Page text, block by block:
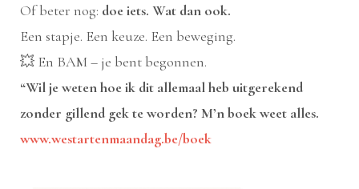
Of beter nog: doe iets. Wat dan ook.
Een stapje. Een keuze. Een beweging.
💥 En BAM – je bent begonnen.
“Wil je weten hoe ik dit allemaal heb uitgerekend
zonder gillend gek te worden? M’n boek weet alles.
www.westartenmaandag.be/boek